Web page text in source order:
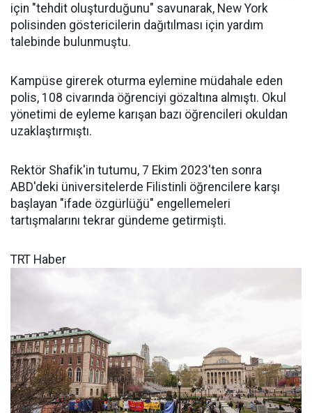
için "tehdit oluşturduğunu" savunarak, New York
polisinden göstericilerin dağıtılması için yardım
talebinde bulunmuştu.
Kampüse girerek oturma eylemine müdahale eden
polis, 108 civarında öğrenciyi gözaltına almıştı. Okul
yönetimi de eyleme karışan bazı öğrencileri okuldan
uzaklaştırmıştı.
Rektör Shafik'in tutumu, 7 Ekim 2023'ten sonra
ABD'deki üniversitelerde Filistinli öğrencilere karşı
başlayan "ifade özgürlüğü" engellemeleri
tartışmalarını tekrar gündeme getirmişti.
TRT Haber